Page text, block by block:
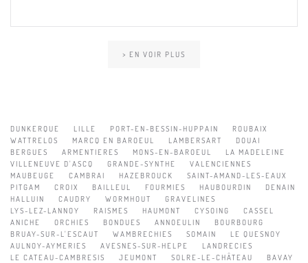
> EN VOIR PLUS
DUNKERQUE LILLE PORT-EN-BESSIN-HUPPAIN
ROUBAIX
WATTRELOS
MARCQ EN BAROEUL LAMBERSART
DOUAI
BERGUES
ARMENTIERES MONS-EN-BAROEUL
LA MADELEINE
VILLENEUVE D'ASCQ
GRANDE-SYNTHE
VALENCIENNES
MAUBEUGE
CAMBRAI HAZEBROUCK
SAINT-AMAND-LES-EAUX
PITGAM
CROIX BAILLEUL FOURMIES HAUBOURDIN
DENAIN
HALLUIN
CAUDRY WORMHOUT
GRAVELINES
LYS-LEZ-LANNOY
RAISMES HAUMONT CYSOING
CASSEL
ANICHE
ORCHIES BONDUES ANNOEULIN
BOURBOURG
BRUAY-SUR-L'ESCAUT
WAMBRECHIES SOMAIN
LE QUESNOY
AULNOY-AYMERIES
AVESNES-SUR-HELPE
LANDRECIES
LE CATEAU-CAMBRESIS
JEUMONT SOLRE-LE-CHÂTEAU
BAVAY